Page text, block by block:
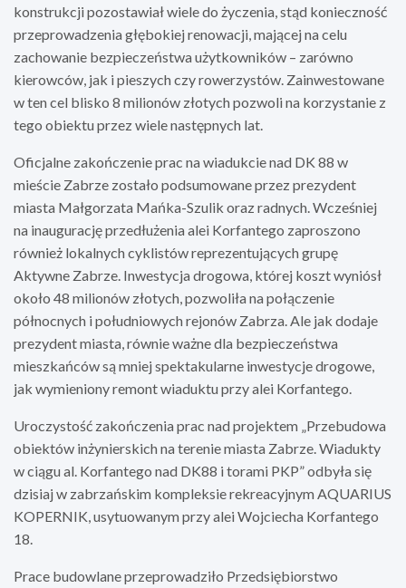
konstrukcji pozostawiał wiele do życzenia, stąd konieczność
przeprowadzenia głębokiej renowacji, mającej na celu
zachowanie bezpieczeństwa użytkowników – zarówno
kierowców, jak i pieszych czy rowerzystów. Zainwestowane
w ten cel blisko 8 milionów złotych pozwoli na korzystanie z
tego obiektu przez wiele następnych lat.
Oficjalne zakończenie prac na wiadukcie nad DK 88 w
mieście Zabrze zostało podsumowane przez prezydent
miasta Małgorzata Mańka-Szulik oraz radnych. Wcześniej
na inaugurację przedłużenia alei Korfantego zaproszono
również lokalnych cyklistów reprezentujących grupę
Aktywne Zabrze. Inwestycja drogowa, której koszt wyniósł
około 48 milionów złotych, pozwoliła na połączenie
północnych i południowych rejonów Zabrza. Ale jak dodaje
prezydent miasta, równie ważne dla bezpieczeństwa
mieszkańców są mniej spektakularne inwestycje drogowe,
jak wymieniony remont wiaduktu przy alei Korfantego.
Uroczystość zakończenia prac nad projektem „Przebudowa
obiektów inżynierskich na terenie miasta Zabrze. Wiadukty
w ciągu al. Korfantego nad DK88 i torami PKP” odbyła się
dzisiaj w zabrzańskim kompleksie rekreacyjnym AQUARIUS
KOPERNIK, usytuowanym przy alei Wojciecha Korfantego
18.
Prace budowlane przeprowadziło Przedsiębiorstwo